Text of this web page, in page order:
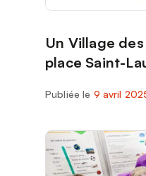
Un Village
place Saint-
Publiée le 9 avril